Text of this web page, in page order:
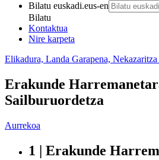
Bilatu euskadi.eus-en
Bilatu
Kontaktua
Nire karpeta
Elikadura, Landa Garapena,
Erakunde
Sailburuordetza
Aurrekoa
1 | Erakunde